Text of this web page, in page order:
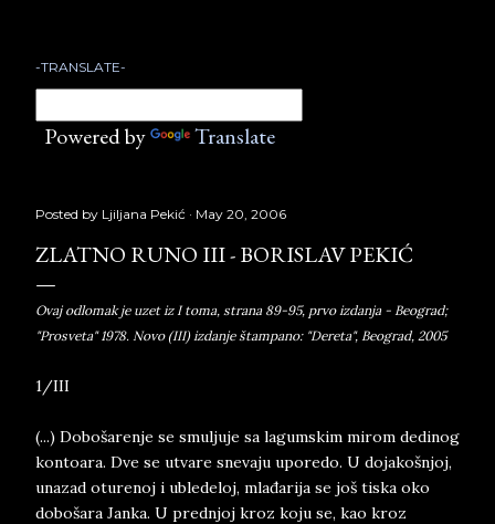
-TRANSLATE-
Powered by Translate
Posted by Ljiljana Pekić May 20, 2006
ZLATNO RUNO III - BORISLAV PEKIĆ
Ovaj odlomak je uzet iz I toma, strana 89-95, prvo izdanja - Beograd;
"Prosveta" 1978. Novo (III) izdanje štampano: "Dereta", Beograd, 2005
1/III
(...) Dobošarenje se smuljuje sa lagumskim mirom dedinog
kontoara. Dve se utvare snevaju uporedo. U dojakošnjoj,
unazad oturenoj i ubledeloj, mlađarija se još tiska oko
dobošara Janka. U prednjoj kroz koju se, kao kroz